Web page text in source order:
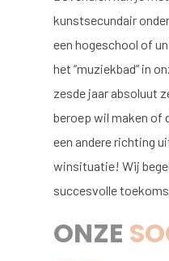
kunstsecundair
een hogeschool of
het “muziekbad” in
zesde jaar absoluut
beroep wil maken of
een andere richting
winsituatie! Wij
succesvolle
ONZE